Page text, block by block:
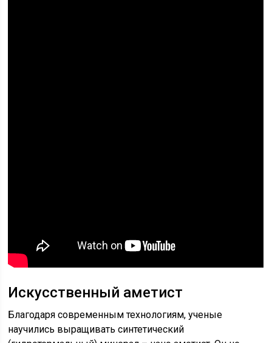
Искусственный аметист
Благодаря современным технологиям, ученые
научились выращивать синтетический